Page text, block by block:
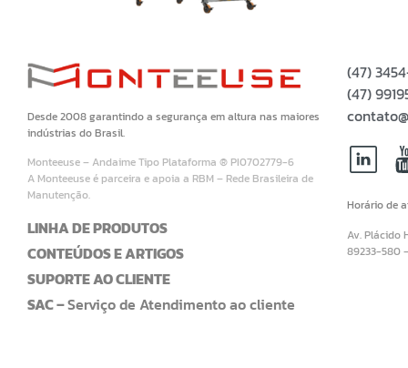
Desde 2008 garantindo a segurança em altura nas maiores
indústrias do Brasil.
Monteeuse – Andaime Tipo Plataforma ® PI0702779-6
A Monteeuse é parceira e apoia a RBM – Rede Brasileira de
Manutenção.
LINHA DE PRODUTOS
CONTEÚDOS E ARTIGOS
SUPORTE AO CLIENTE
SAC –Serviço de Atendimento ao cliente
(47)
(47)
Horário de
Av. Plácido
89233-580